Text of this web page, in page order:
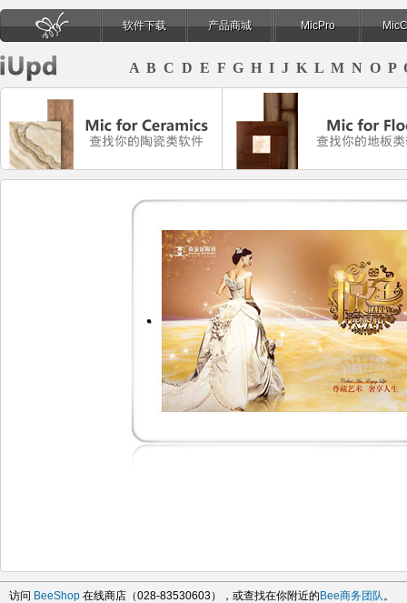
页
软件下载 产品商城 MicPro
A B C D E F G H I J K L M N O P
访问 BeeShop 在线商店（028-83530603），或查找在你附近的 Bee商务团队。